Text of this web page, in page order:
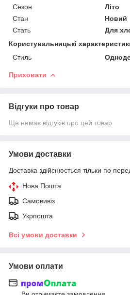
Сезон
Літо
Стан
Новий
Стать
Для
Користувальницькі
Стиль
Приховати
Відгуки про товар
Ще немає відгуків про цей товар
Умови доставки
Доставка здійснюється тільки по
Нова Пошта
Самовивіз
Укрпошта
Всі умови доставки
Умови оплати